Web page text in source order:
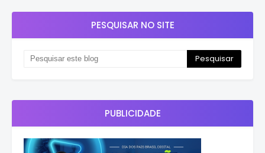
PESQUISAR NO SITE
PUBLICIDADE